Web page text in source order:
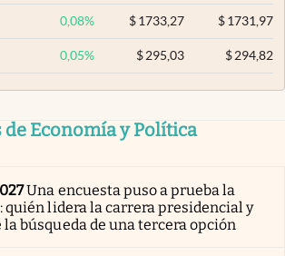
0,08% $ 1733,27 $1731,97
0,05% $295,03 $294,82
de Economía y Política
Una encuesta puso a prueba la
quién lidera la carrera presidencial y
la búsqueda de una tercera opción